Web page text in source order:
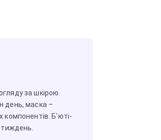
за шкірою.
день, маска –
компонентів. Б'юті-